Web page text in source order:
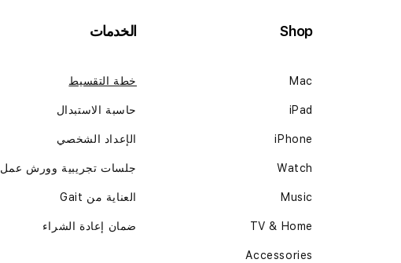
Shop
Mac
iPad
iPhone
Watch
Music
TV & Home
Accessories
الخدمات
خطة التقسيط
حاسبة الاستبدال
الإعداد الشخصي
جلسات تجريبية وورش عمل
العناية من Gait
ضمان إعادة الشراء